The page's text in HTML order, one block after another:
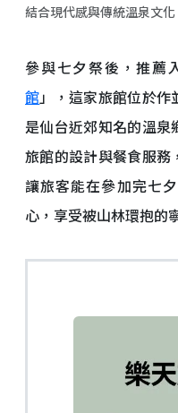
結合現代感與傳統溫泉文
參與七夕祭後，推薦
館」，這家旅館位於作
是仙台近郊知名的溫
旅館的設計與餐食服務
讓旅客能在參加完七
心，享受被山林環抱的